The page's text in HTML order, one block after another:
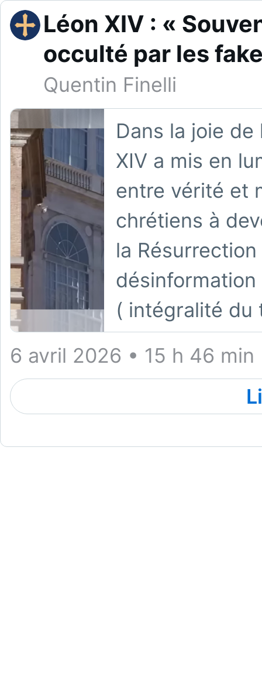
Léon XIV : «
occulté par les
Quentin Finelli
Dans la joie de
XIV a mis en
entre vérité et
chrétiens à
la
( intégralité du
6 avril 2026 • 15 h 46 min